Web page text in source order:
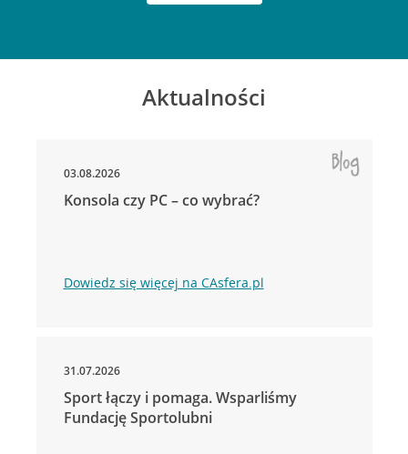
Aktualności
03.08.2026
Konsola czy PC – co wybrać?
Dowiedz się więcej na CAsfera.pl
31.07.2026
Sport łączy i pomaga. Wsparliśmy
Fundację Sportolubni